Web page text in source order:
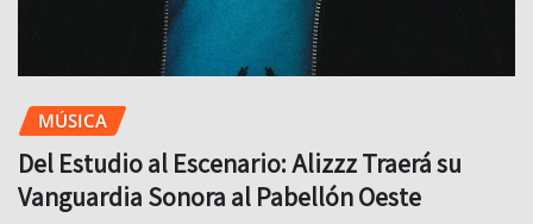
MÚSICA
Del Estudio al Escenario: Alizzz Traerá su
Vanguardia Sonora al Pabellón Oeste